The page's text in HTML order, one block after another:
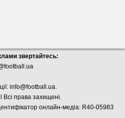
звертайтесь:
info@football.ua.
права захищені.
онлайн-медіа: R40-05983